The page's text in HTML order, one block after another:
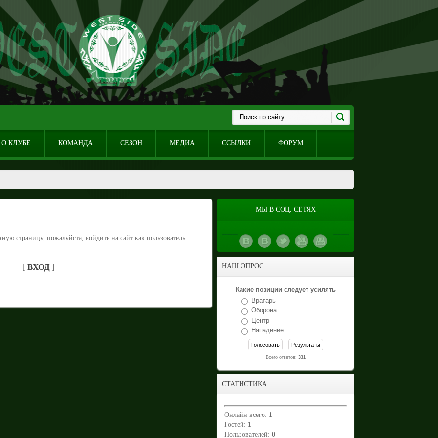
О КЛУБЕ КОМАНДА СЕЗОН МЕДИА ССЫЛКИ ФОРУМ
страницу, пожалуйста, войдите на сайт как пользователь.
[ ВХОД ]
МЫ В СОЦ. СЕТЯХ
НАШ ОПРОС
Какие позиции следует усилять
Вратарь
Оборона
Центр
Нападение
Всего ответов: 331
СТАТИСТИКА
Онлайн всего: 1
Гостей: 1
Пользователей: 0